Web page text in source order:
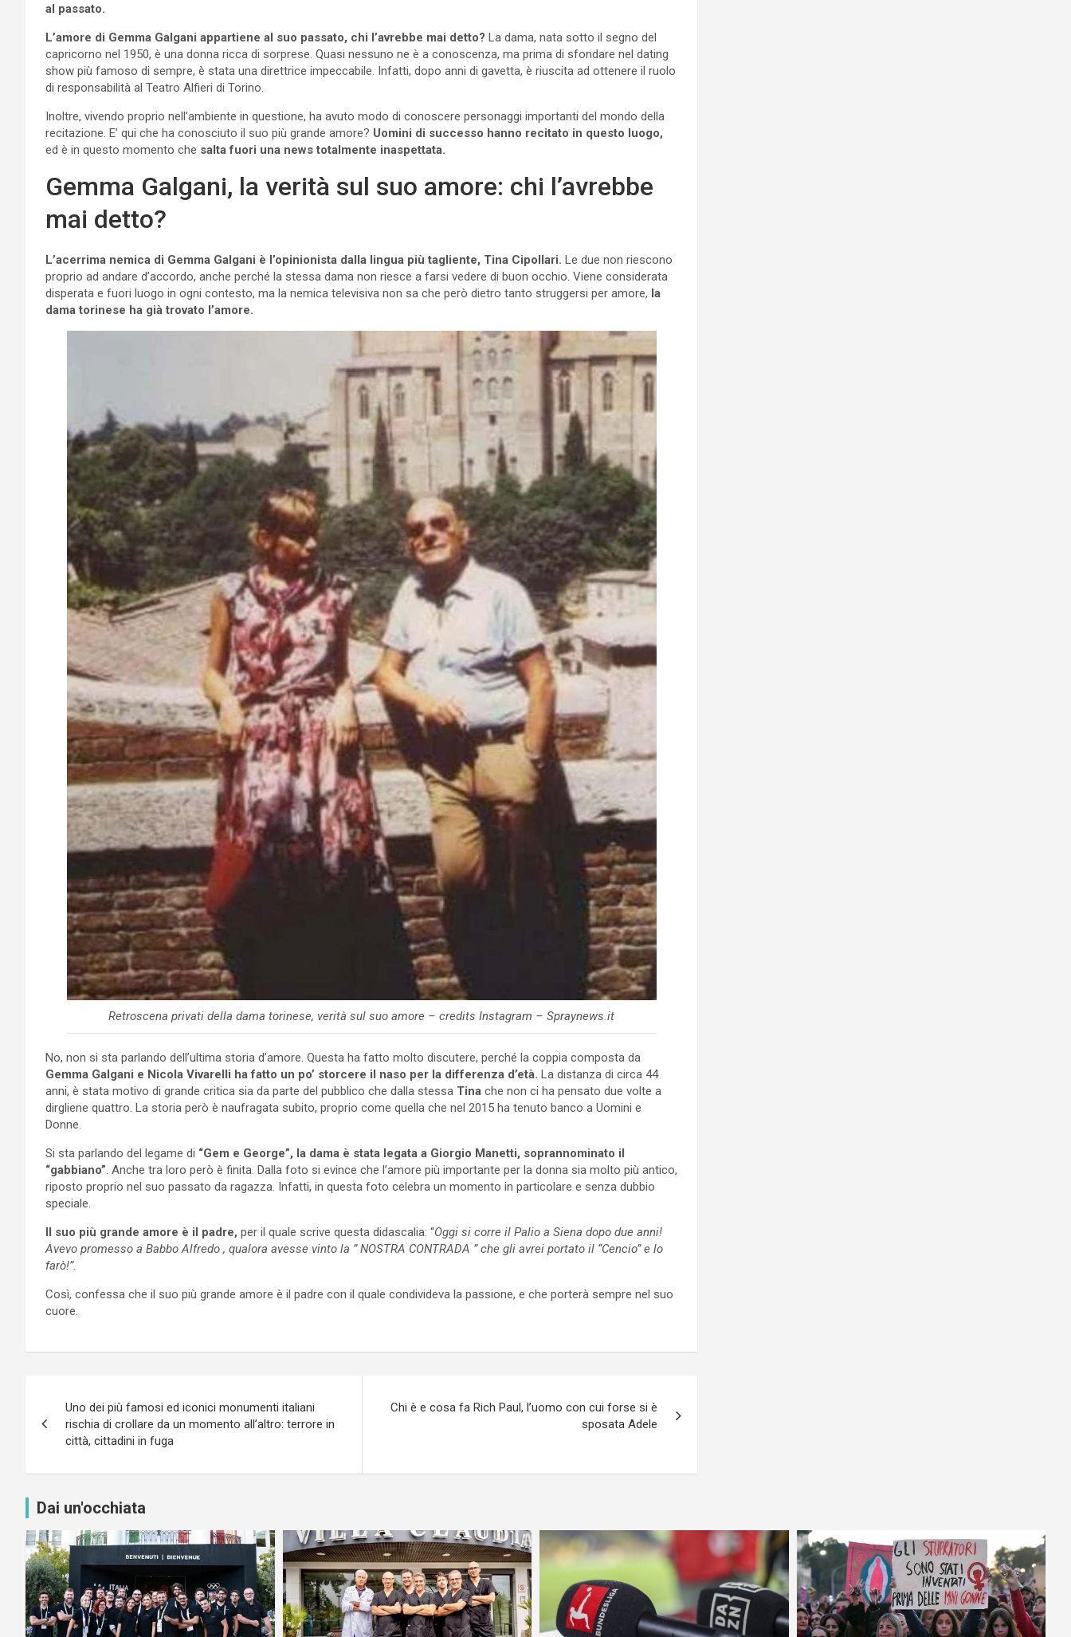
al passato.
L’amore di Gemma Galgani appartiene al suo passato, chi l’avrebbe mai detto? La dama, nata sotto il segno del
capricorno nel 1950, è una donna ricca di sorprese. Quasi nessuno ne è a conoscenza, ma prima di sfondare nel dating
show più famoso di sempre, è stata una direttrice impeccabile. Infatti, dopo anni di gavetta, è riuscita ad ottenere il ruolo
di responsabilità al Teatro Alfieri di Torino.
Inoltre, vivendo proprio nell’ambiente in questione, ha avuto modo di conoscere personaggi importanti del mondo della
recitazione. E’ qui che ha conosciuto il suo più grande amore? Uomini di successo hanno recitato in questo luogo,
ed è in questo momento che salta fuori una news totalmente inaspettata.
Gemma Galgani, la verità sul suo amore: chi l’avrebbe
mai detto?
L’acerrima nemica di Gemma Galgani è l’opinionista dalla lingua più tagliente, Tina Cipollari. Le due non riescono
proprio ad andare d’accordo, anche perché la stessa dama non riesce a farsi vedere di buon occhio. Viene considerata
disperata e fuori luogo in ogni contesto, ma la nemica televisiva non sa che però dietro tanto struggersi per amore, la
dama torinese ha già trovato l’amore.
Retroscena privati della dama torinese, verità sul suo amore – credits Instagram – Spraynews.it
No, non si sta parlando dell’ultima storia d’amore. Questa ha fatto molto discutere, perché la coppia composta da
Gemma Galgani e Nicola Vivarelli ha fatto un po’ storcere il naso per la differenza d’età. La distanza di circa 44
anni, è stata motivo di grande critica sia da parte del pubblico che dalla stessa Tina che non ci ha pensato due volte a
dirgliene quattro. La storia però è naufragata subito, proprio come quella che nel 2015 ha tenuto banco a Uomini e
Donne.
Si sta parlando del legame di “Gem e George”, la dama è stata legata a Giorgio Manetti, soprannominato il
“gabbiano” . Anche tra loro però è finita. Dalla foto si evince che l’amore più importante per la donna sia molto più antico,
riposto proprio nel suo passato da ragazza. Infatti, in questa foto celebra un momento in particolare e senza dubbio
speciale.
Il suo più grande amore è il padre, per il quale scrive questa didascalia: “Oggi si corre il Palio a Siena dopo due anni!
Avevo promesso a Babbo Alfredo , qualora avesse vinto la ” NOSTRA CONTRADA ” che gli avrei portato il “Cencio” e lo
farò!”.
Così, confessa che il suo più grande amore è il padre con il quale condivideva la passione, e che porterà sempre nel suo
cuore.
articoli
Uno dei più famosi ed iconici monumenti italiani
rischia di crollare da un momento all’altro: terrore in
città, cittadini in fuga
Chi è e cosa fa Rich Paul, l’uomo con cui forse si è
sposata Adele
Dai un'occhiata